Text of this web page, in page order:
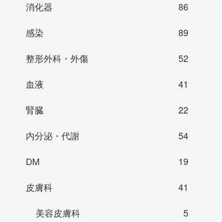
消化器
86
感染
89
整形外科・外傷
52
血液
41
腎臓
22
内分泌・代謝
54
DM
19
皮膚科
41
美容皮膚科
5